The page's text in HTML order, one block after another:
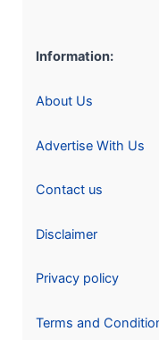
Information:
About Us
Advertise With Us
Contact us
Disclaimer
Privacy policy
Terms and